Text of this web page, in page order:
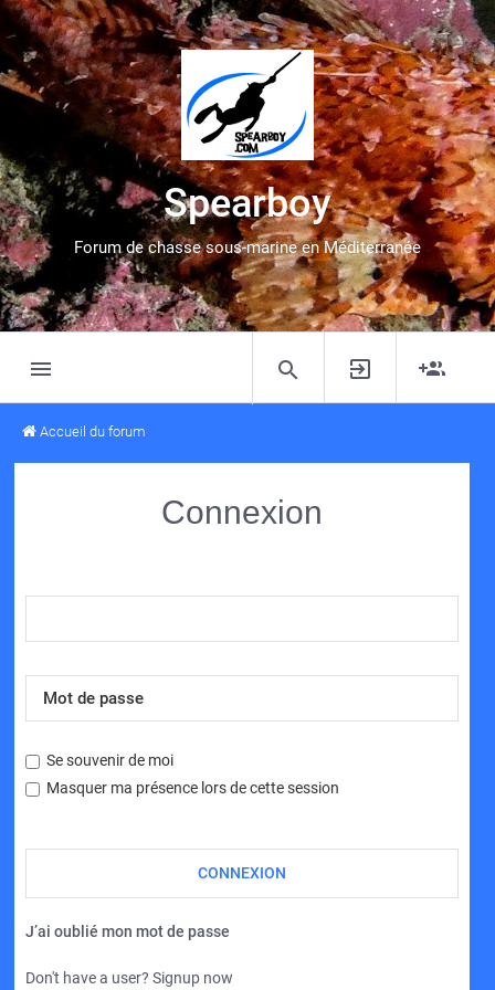
Spearboy
Forum de chasse sous-marine en Méditerranée
Accueil du forum
Connexion
Se souvenir de moi
Masquer ma présence lors de cette session
J’ai oublié mon mot de passe
Don't have a user? Signup now